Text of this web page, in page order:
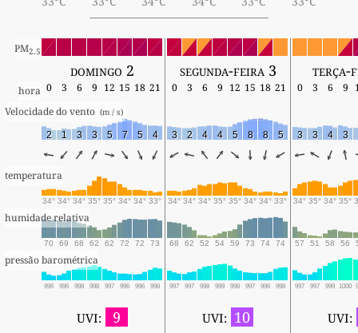
PM2.5
domingo 2 segunda-feira 3 terça-
hora 0 3 6 9 12 15 18 21 0 3 6 9 12 15 18 21 0 3 6 9
Velocidade do vento (m / s)
2 1 3 3 5 7 5 4 3 2 4 4 5 8 8 5 3 3 4 3
temperatura
34° 34° 34° 35° 35° 34° 34° 33° 34° 34° 34° 35° 35° 34° 34° 33° 34° 35° 34° 35°
humidade relativa
70 69 68 62 62 72 72 73 68 62 52 54 59 73 74 74 57 51 58 56
pressão barométrica
996 996 998 998 997 996 996 998 997 997 998 999 998 997 996 998 997 997 999 1000
UVI: 9 UVI: 10 UVI: